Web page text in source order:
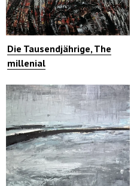
Die Tausendjährige, The
millenial